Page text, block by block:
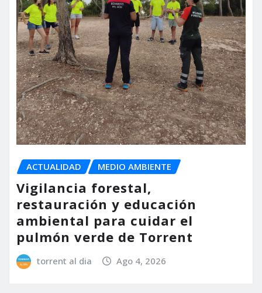
ACTUALIDAD MEDIO AMBIENTE
Vigilancia forestal,
restauración y educación
ambiental para cuidar el
pulmón verde de Torrent
torrent al dia Ago 4, 2026